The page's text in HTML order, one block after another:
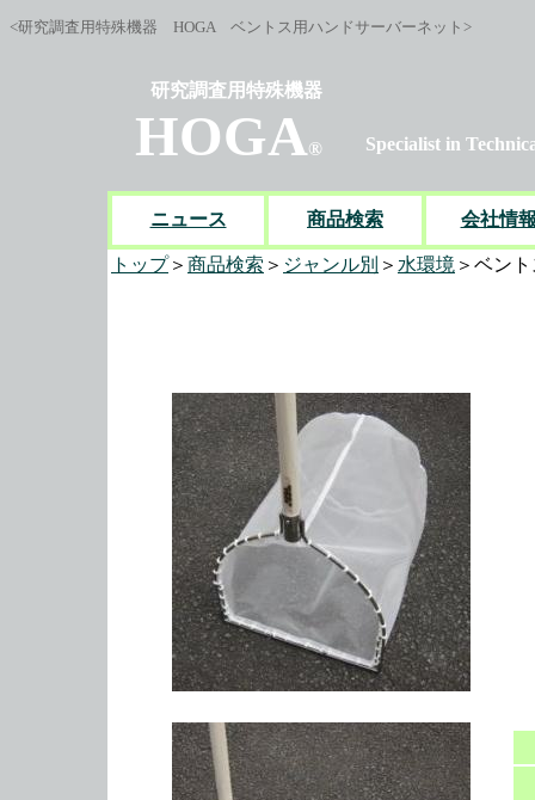
<研究調査用特殊機器 HOGA ベントス用ハンドサーバーネット>
研究調査用特殊機器
HOGA® Specialist in
ニュース 商品検索 会社情
トップ＞ 商品検索 ＞ ジャンル別 ＞ 水環境 ＞ベン